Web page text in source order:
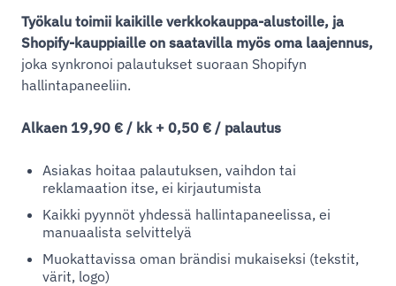
Työkalu toimii kaikille verkkokauppa-alustoille, ja
Shopify-kauppiaille on saatavilla myös oma laajennus,
joka synkronoi palautukset suoraan Shopifyn
hallintapaneeliin.
Alkaen 19,90 € / kk + 0,50 € / palautus
Asiakas hoitaa palautuksen, vaihdon tai
reklamaation itse, ei kirjautumista
Kaikki pyynnöt yhdessä hallintapaneelissa, ei
manuaalista selvittelyä
Muokattavissa oman brändisi mukaiseksi (tekstit,
värit, logo)